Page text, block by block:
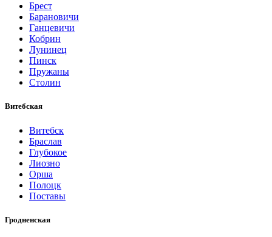
Брест
Барановичи
Ганцевичи
Кобрин
Лунинец
Пинск
Пружаны
Столин
Витебская
Витебск
Браслав
Глубокое
Лиозно
Орша
Полоцк
Поставы
Гродненская